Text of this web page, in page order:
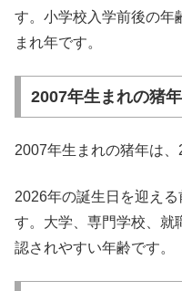
す。小学校入学前後の年
まれ年です。
2007年生まれの猪
2007年生まれの猪年は、
2026年の誕生日を迎え
す。大学、専門学校、就
認されやすい年齢です。